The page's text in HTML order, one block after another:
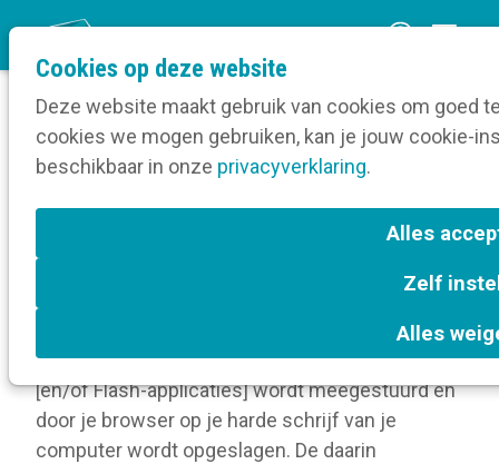
Cookies op deze website
Deze website maakt gebruik van cookies om goed
cookies we mogen gebruiken, kan je jouw cookie-
beschikbaar in onze privacyverklaring.
Alles
Zelf
Alles
e
n
e
u
Home
Cookies
Wij maken op deze website gebruik van
cookies. Een cookie is een eenvoudig klein
bestandje dat met pagina’s van deze website
[en/of Flash-applicaties] wordt meegestuurd en
door je browser op je harde schrijf van je
computer wordt opgeslagen. De daarin